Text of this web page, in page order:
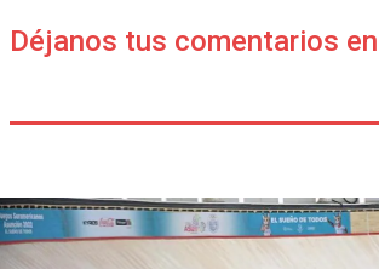
Déjanos tus comentarios